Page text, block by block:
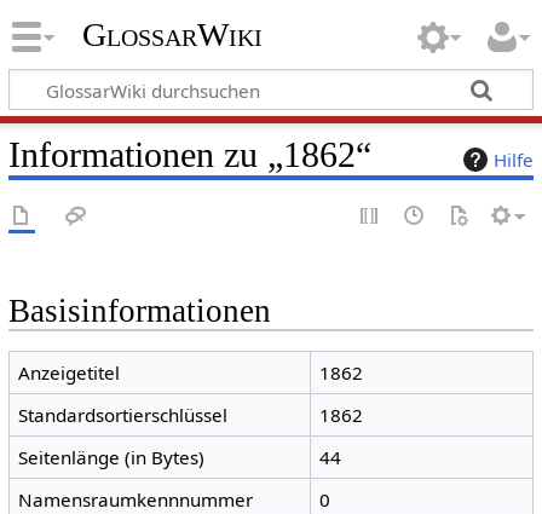
GlossarWiki
Hilfe
Informationen zu „1862“
Basisinformationen
Anzeigetitel
1862
Standardsortierschlüssel
1862
Seitenlänge (in Bytes)
44
Namensraumkennnummer
0